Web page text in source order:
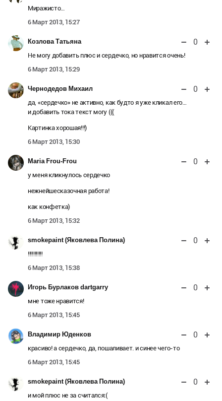
Миражисто…
6 Март 2013, 15:27
Козлова Татьяна 0
Не могу добавить плюс и сердечко, но нравится очень!
6 Март 2013, 15:29
Чернодедов Михаил 0
да, «сердечко» не активно, как будто я уже кликал его…
и добавить тока текст могу (((
Картинка хорошая!!!)
6 Март 2013, 15:30
Maria Frou-Frou 0
у меня кликнулось сердечко
нежнейшесказочная работа!
как конфетка)
6 Март 2013, 15:32
smokepaint (Яковлева Полина) 0
!!!!!!!!!!!
6 Март 2013, 15:38
Игорь Бурлаков dartgarry 0
мне тоже нравится!
6 Март 2013, 15:45
Владимир Юденков 0
красиво! а сердечко, да, пошаливает. и синее чего-то
6 Март 2013, 15:45
smokepaint (Яковлева Полина) 0
и мой плюс не за считался:(